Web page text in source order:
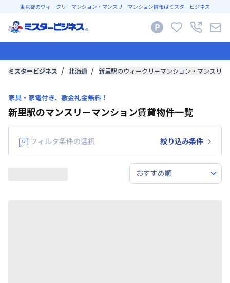
東京都のウィークリーマンション・マンスリーマンション情報はミスタービジネス
ミスタービジネス 北海道 新里駅のウィークリーマンション・マンスリ
家具・家電付き、敷金礼金無料！
新里駅のマンスリーマンション賃貸物件一覧
フィルタ条件の選択 絞り込み条件